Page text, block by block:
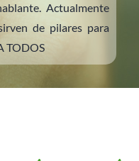
Actualmente
de pilares para
TODOS